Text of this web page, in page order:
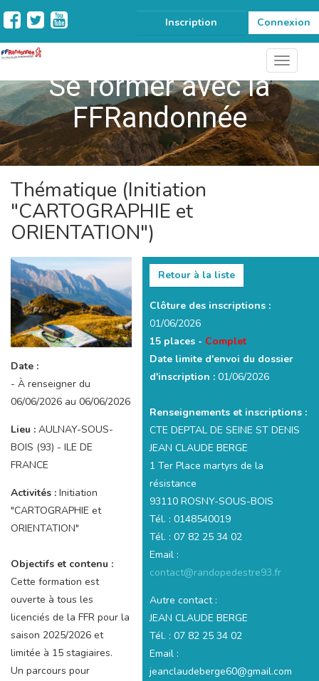
Inscription Connexion
Se former avec la
FFRandonnée
Thématique (Initiation
"CARTOGRAPHIE et
ORIENTATION")
Date :
- À renseigner du
06/06/2026 au 06/06/2026
Lieu : AULNAY-SOUS-
BOIS (93) - ILE DE
FRANCE
Activités : Initiation
"CARTOGRAPHIE et
ORIENTATION"
Objectifs et contenu :
Cette formation est
ouverte à tous les
licenciés de la FFR pour la
saison 2025/2026 et
limitée à 15 stagiaires.
Un parcours pour
Retour à la liste
Clôture des inscriptions :
01/06/2026
15 places - Complet
Date limite d'envoi du dossier
d'inscription : 01/06/2026
Renseignements et inscriptions :
CTE DEPTAL DE SEINE ST DENIS
JEAN CLAUDE BERGE
1 Ter Place martyrs de la
résistance
93110 ROSNY-SOUS-BOIS
Tél. : 0148540019
Tél. : 07 82 25 34 02
Email :
contact@randopedestre93.fr
Autre contact :
JEAN CLAUDE BERGE
Tél. : 07 82 25 34 02
Email :
jeanclaudeberge60@gmail.com